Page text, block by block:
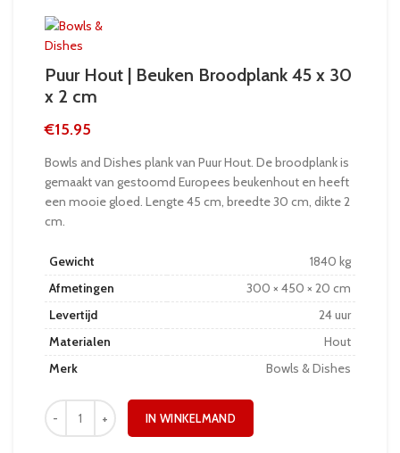
Puur Hout | Beuken Broodplank 45 x 30
x 2 cm
€15.95
Bowls and Dishes plank van Puur Hout. De broodplank is
gemaakt van gestoomd Europees beukenhout en heeft
een mooie gloed. Lengte 45 cm, breedte 30 cm, dikte 2
cm.
Gewicht
1840 kg
Afmetingen
300 × 450 × 20 cm
Levertijd
24 uur
Materialen
Hout
Merk
Bowls & Dishes
IN WINKELMAND